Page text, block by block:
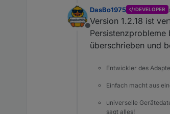
Offline
DasBo1975 DEVELOPER
Version 1.2.18 ist
überschrieben und
Entwickler des
Einfach macht aus
universelle
sagt alles!